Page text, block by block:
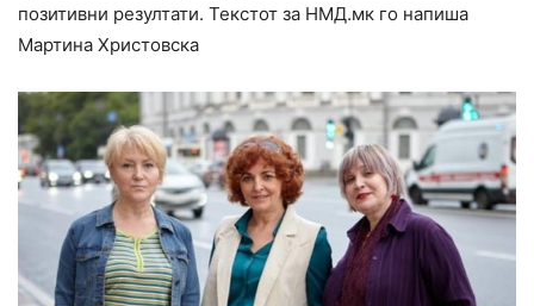
позитивни резултати. Текстот за НМД.мк го напиша
Мартина Христовска